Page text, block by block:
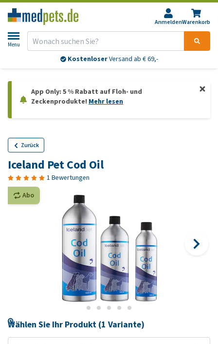
AnmeldenWarenkorb
Menu
KostenloserVersand ab € 69,-
App Only: 5 % Rabatt auf Floh- und
Zeckenprodukte! Mehr lesen
Zurück
Iceland Pet Cod Oil
1 Bewertungen
Abo
Wählen Sie Ihr Produkt (1 Variante)